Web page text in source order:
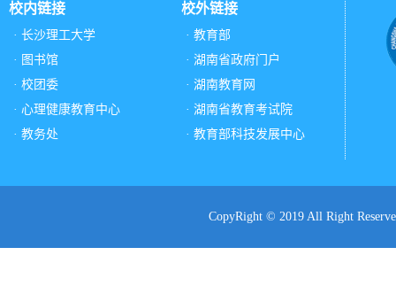
校内链接
· 长沙理工大学
· 图书馆
· 校团委
· 心理健康教育中心
· 教务处
校外链接
· 教育部
· 湖南省政府门户
· 湖南教育网
· 湖南省教育考试院
· 教育部科技发展中心
CopyRight © 2019 All Right